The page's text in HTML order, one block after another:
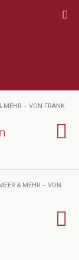
MEHR – VON FRANK
& MEHR – VON